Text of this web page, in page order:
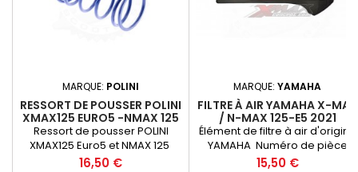
MARQUE: POLINI
RESSORT DE POUSSER POLINI
XMAX125 EURO5 -NMAX 125
Ressort de pousser POLINI
XMAX125 Euro5 et NMAX 125
Prix
16,50 €
MARQUE: YAMAHA
FILTRE À AIR YAMAHA X-MAX
/ N-MAX 125-E5 2021
Élément de filtre à air d'origine
YAMAHA Numéro de pièce
Yamaha : B6HE44510000
Prix
15,50 €